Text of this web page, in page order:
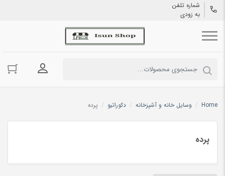
شماره تلفن
به زودی
ورود به
Home
/ وسایل خانه و آشپزخانه / دکوراتیو / پرده
پرده